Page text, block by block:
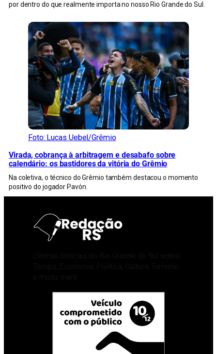
por dentro do que realmente importa no nosso Rio Grande do Sul.
Foto: Lucas Uebel/Grêmio
Virada, cobrança à arbitragem e desabafo sobre
calendário: os bastidores da vitória do Grêmio
Na coletiva, o técnico do Grêmio também destacou o momento
positivo do jogador Pavón.